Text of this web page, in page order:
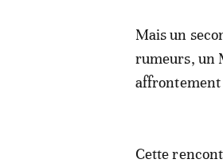
Mais un
rumeurs, un
affrontement
Cette